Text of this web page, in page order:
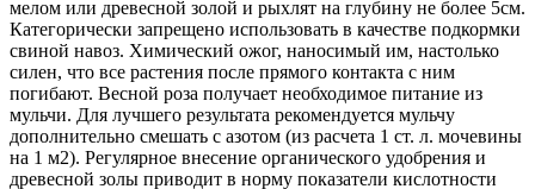
мелом или древесной золой и рыхлят на глубину не более 5см.
Категорически запрещено использовать в качестве подкормки
свиной навоз. Химический ожог, наносимый им, настолько
силен, что все растения после прямого контакта с ним
погибают. Весной роза получает необходимое питание из
мульчи. Для лучшего результата рекомендуется мульчу
дополнительно смешать с азотом (из расчета 1 ст. л. мочевины
на 1 м2). Регулярное внесение органического удобрения и
древесной золы приводит в норму показатели кислотности